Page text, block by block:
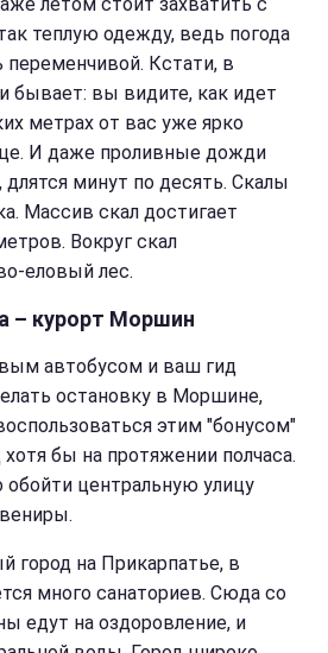
теплую одежду, ведь погода
Кстати, в
бывает: вы видите, как идет
метрах от вас уже ярко
И даже проливные дожди
минут по десять. Скалы
Массив скал достигает
Вокруг скал
еловый лес.
– курорт Моршин
автобусом и ваш гид
остановку в Моршине,
этим "бонусом"
бы на протяжении полчаса.
центральную улицу
город на Прикарпатье, в
много санаториев. Сюда со
едут на оздоровление, и